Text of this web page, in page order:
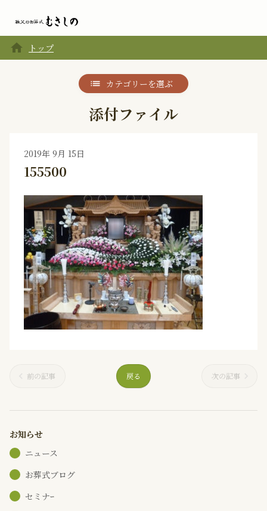
home トップ
カテゴリーを選ぶ
添付ファイル
2019年 9月 15日
155500
前の記事 戻る 次の記事
お知らせ
ニュース
お葬式ブログ
セミナｰ